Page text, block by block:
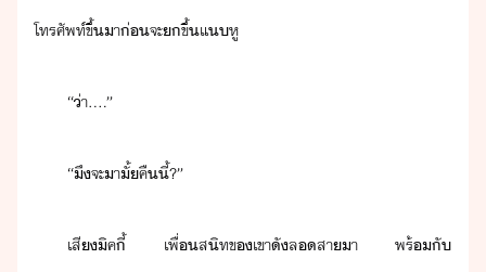
โทรศัพท์​ขึ้​า​่​จะ​ขึ้​แ​หู​
“​่า​....​”​
“​ึ​จะ​าั​้​คืี้​?​”​
เสี​ิค​ี้​ ​เพื่สิท​ข​เขา​ั​ล​สา​า​ ​พร้ั​